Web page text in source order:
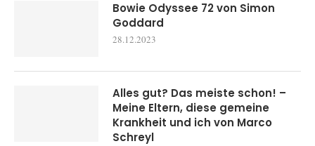
Bowie Odyssee 72 von Simon
Goddard
28.12.2023
Alles gut? Das meiste schon! –
Meine Eltern, diese gemeine
Krankheit und ich von Marco
Schreyl